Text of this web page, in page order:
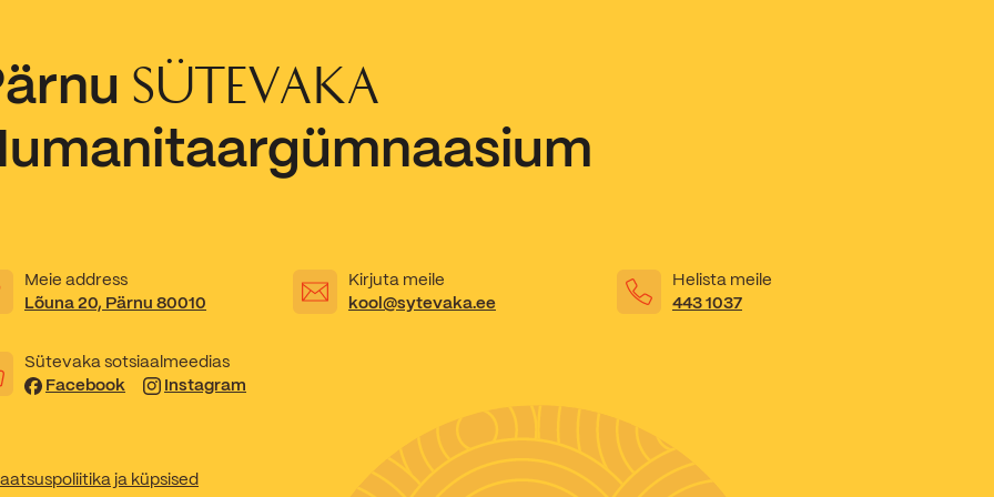
SÜTEVAKA
Meie address
Lõuna 20, Pärnu 80010
Kirjuta meile
kool@sytevaka.ee
Helista meile
443 1037
Sütevaka sotsiaalmeedias
Facebook
Instagram
ja küpsised